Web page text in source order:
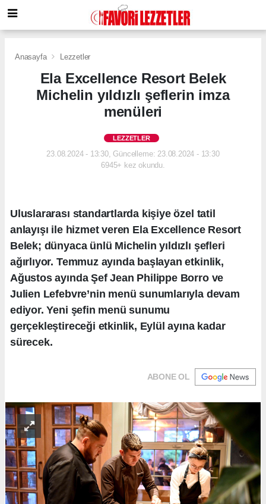
Anasayfa Lezzetler
Ela Excellence Resort Belek
Michelin yıldızlı şeflerin imza
menüleri
LEZZETLER
23.08.2024 - 13:30, Güncelleme: 23.08.2024 - 13:30
6945+ kez okundu.
Uluslararası standartlarda kişiye özel tatil
anlayışı ile hizmet veren Ela Excellence Resort
Belek; dünyaca ünlü Michelin yıldızlı şefleri
ağırlıyor. Temmuz ayında başlayan etkinlik,
Ağustos ayında Şef Jean Philippe Borro ve
Julien Lefebvre’nin menü sunumlarıyla devam
ediyor. Yeni şefin menü sunumu
gerçekleştireceği etkinlik, Eylül ayına kadar
sürecek.
ABONE OL